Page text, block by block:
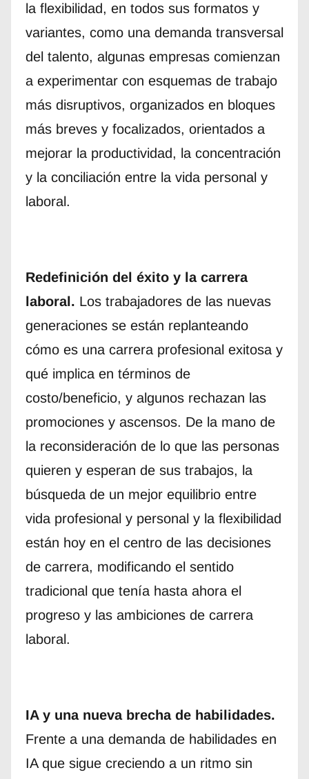
la flexibilidad, en todos sus formatos y
variantes, como una demanda transversal
del talento, algunas empresas comienzan
a experimentar con esquemas de trabajo
más disruptivos, organizados en bloques
más breves y focalizados, orientados a
mejorar la productividad, la concentración
y la conciliación entre la vida personal y
laboral.
Redefinición del éxito y la carrera
laboral. Los trabajadores de las nuevas
generaciones se están replanteando
cómo es una carrera profesional exitosa y
qué implica en términos de
costo/beneficio, y algunos rechazan las
promociones y ascensos. De la mano de
la reconsideración de lo que las personas
quieren y esperan de sus trabajos, la
búsqueda de un mejor equilibrio entre
vida profesional y personal y la flexibilidad
están hoy en el centro de las decisiones
de carrera, modificando el sentido
tradicional que tenía hasta ahora el
progreso y las ambiciones de carrera
laboral.
IA y una nueva brecha de habilidades.
Frente a una demanda de habilidades en
IA que sigue creciendo a un ritmo sin